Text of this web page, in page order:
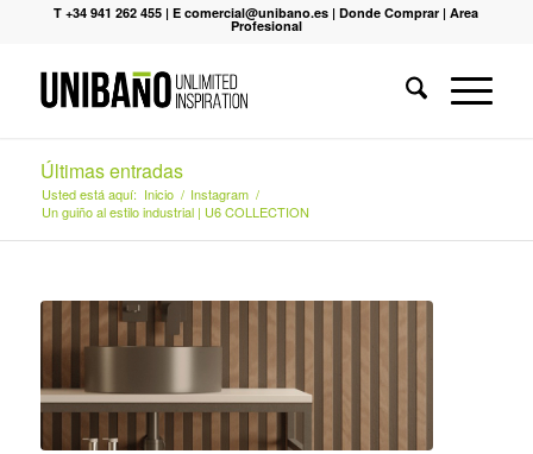
T +34 941 262 455 |E comercial@unibano.es |Donde Comprar |Area
Profesional
Últimas entradas
Usted está aquí: Inicio / Instagram /
Un guiño al estilo industrial | U6 COLLECTION